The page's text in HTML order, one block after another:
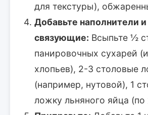
для текстуры),
Добавьте наполнители и
связующие: Всыпьте ½
панировочных сухарей
хлопьев), 2-3 столовые
(например, нутовой), 1
ложку льняного яйца